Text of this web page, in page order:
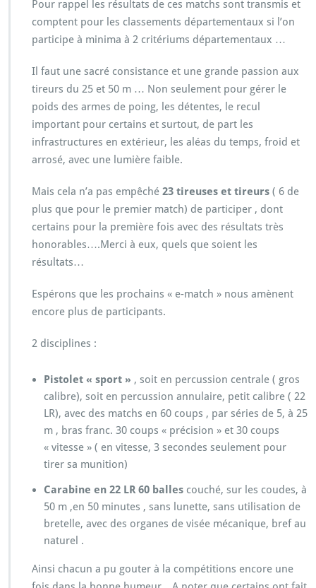
Pour rappel les résultats de ces matchs sont transmis et
comptent pour les classements départementaux si l’on
participe à minima à 2 critériums départementaux …
Il faut une sacré consistance et une grande passion aux
tireurs du 25 et 50 m … Non seulement pour gérer le
poids des armes de poing, les détentes, le recul
important pour certains et surtout, de part les
infrastructures en extérieur, les aléas du temps, froid et
arrosé, avec une lumière faible.
Mais cela n’a pas empêché 23 tireuses et tireurs ( 6 de
plus que pour le premier match) de participer , dont
certains pour la première fois avec des résultats très
honorables….Merci à eux, quels que soient les
résultats…
Espérons que les prochains « e-match » nous amènent
encore plus de participants.
2 disciplines :
Pistolet « sport » , soit en percussion centrale ( gros
calibre), soit en percussion annulaire, petit calibre ( 22
LR), avec des matchs en 60 coups , par séries de 5, à 25
m , bras franc. 30 coups « précision » et 30 coups
« vitesse » ( en vitesse, 3 secondes seulement pour
tirer sa munition)
Carabine en 22 LR 60 balles couché, sur les coudes, à
50 m ,en 50 minutes , sans lunette, sans utilisation de
bretelle, avec des organes de visée mécanique, bref au
naturel .
Ainsi chacun a pu gouter à la compétitions encore une